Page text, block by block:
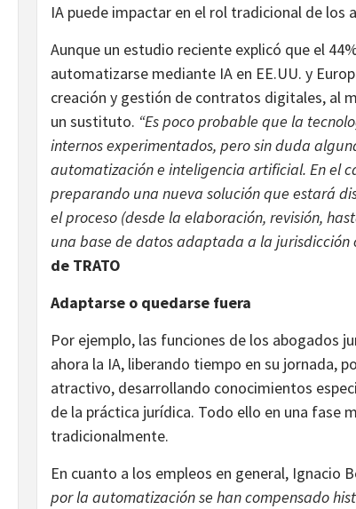
IA puede impactar en el rol tradicional de los
Aunque un estudio reciente explicó que el
automatizarse mediante IA en EE.UU. y
creación y gestión de contratos digitales, al
un sustituto. “Es poco probable que la
internos experimentados, pero sin duda
automatización e inteligencia artificial. En el
preparando una nueva solución que estará
el proceso (desde la elaboración, revisión,
una base de datos adaptada a la jurisdicción
de TRATO
Adaptarse o quedarse fuera
Por ejemplo, las funciones de los abogados
ahora la IA, liberando tiempo en su jornada,
atractivo, desarrollando conocimientos
de la práctica jurídica. Todo ello en una fase
tradicionalmente.
En cuanto a los empleos en general, Ignacio
por la automatización se han compensado